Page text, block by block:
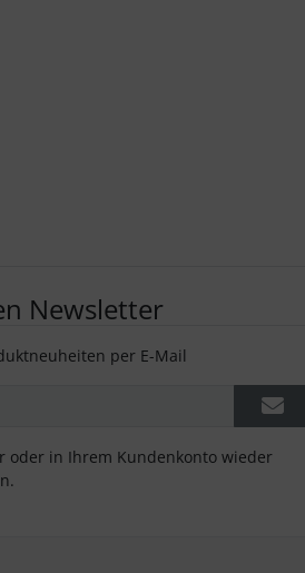
Newsletter
per E-Mail
oder in Ihrem Kundenkonto wieder